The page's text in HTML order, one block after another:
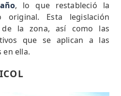
, lo que restableció la
original. Esta legislación
la zona, así como las
que se aplican a las
en ella.